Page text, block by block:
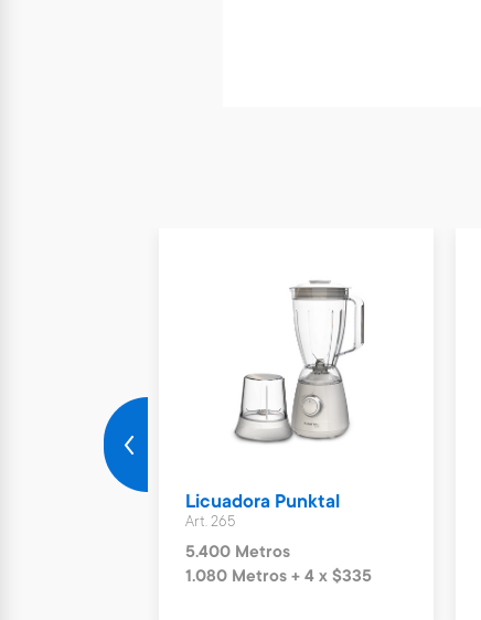
Licuadora Punktal
Art. 265
5.400 Metros
1.080 Metros + 4 x $335